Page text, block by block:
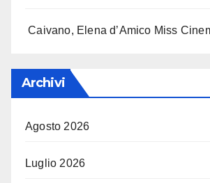
Caivano, Elena d’Amico Miss
Archivi
Agosto 2026
Luglio 2026